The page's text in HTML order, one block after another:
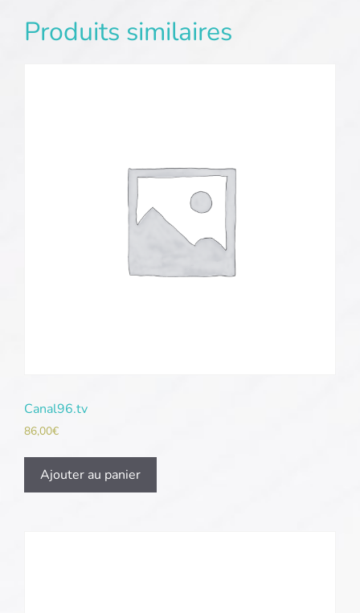
Produits similaires
Canal96.tv
86,00€
Ajouter au panier